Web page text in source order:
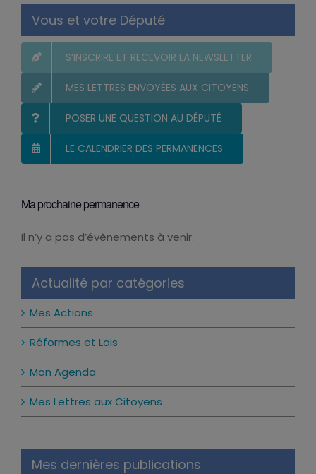
Vous et votre Député
S’INSCRIRE ET RECEVOIR LA NEWSLETTER
MES LETTRES ENVOYÉES AUX CITOYENS
POSER UNE QUESTION AU DÉPUTÉ
LE CALENDRIER DES PERMANENCES
Ma prochaine permanence
Notice
Il n’y a pas d’évènements à venir.
Actualité par catégories
Mes Actions
Réformes et Lois
Mon Agenda
Mes Lettres aux Citoyens
Mes dernières publications